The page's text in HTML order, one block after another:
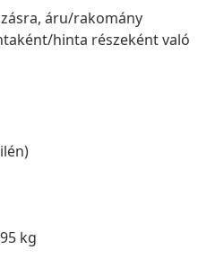
áru/rakomány
hinta részeként való
kg